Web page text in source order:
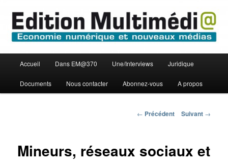
contenu
principalEdition Multimédi@
principal
Accueil Dans EM@370 Une/Interviews Juridique
Documents Nous contacter Abonnez-vous A propos
Navigation
← Précédent Suivant →
Mineurs, réseaux sociaux et